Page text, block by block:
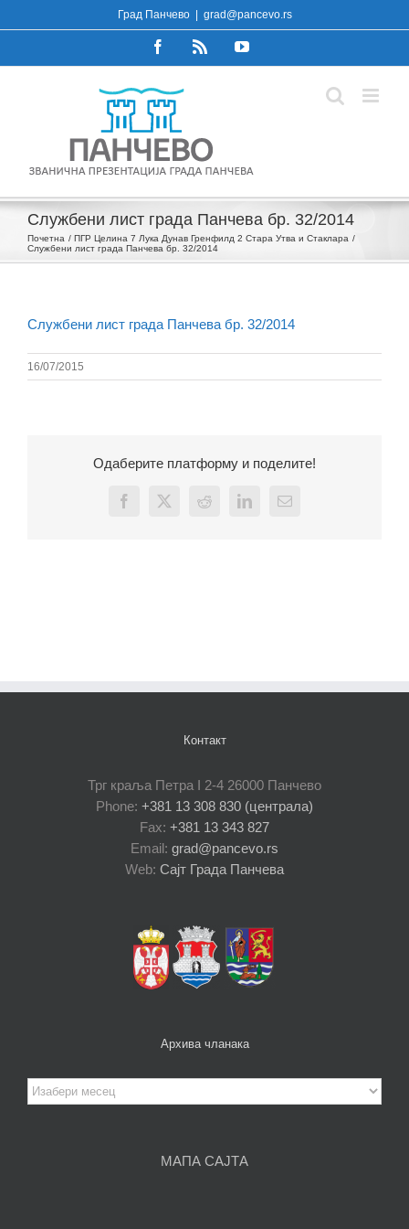
to
Град Панчево grad@pancevo.rs
FacebookRss YouTube
Службени лист града Панчева бр. 32/2014
Почетна
ПГР Целина 7 Лука Дунав Гренфилд 2 Стара Утва и Стаклара
Службени лист града Панчева бр. 32/2014
Службени лист града Панчева бр. 32/2014
16/07/2015
Одаберите платформу и поделите!
Facebook
X Reddit LinkedInEmail
Контакт
Трг краља Петра I 2-4 26000 Панчево
Phone: +381 13 308 830 (централа)
Fax: +381 13 343 827
Email: grad@pancevo.rs
Web: Сајт Града Панчева
Архива чланака
Архива
чланака
МАПА САЈТА